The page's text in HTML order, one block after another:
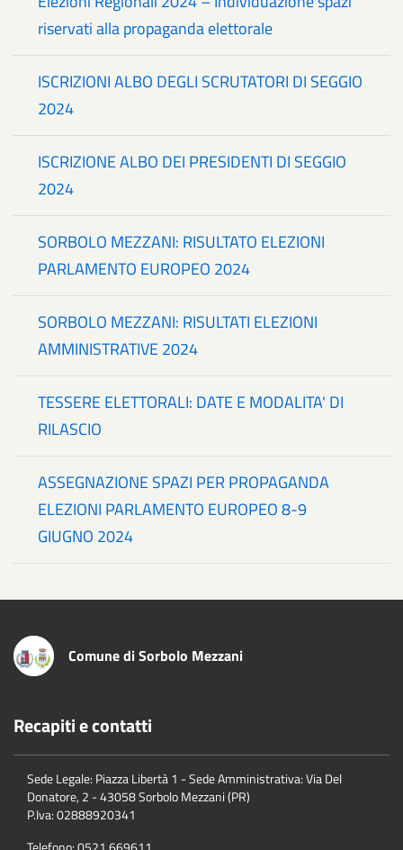
riservati alla propaganda elettorale
ISCRIZIONI ALBO DEGLI SCRUTATORI DI SEGGIO
2024
ISCRIZIONE ALBO DEI PRESIDENTI DI SEGGIO
2024
SORBOLO MEZZANI: RISULTATO ELEZIONI
PARLAMENTO EUROPEO 2024
SORBOLO MEZZANI: RISULTATI ELEZIONI
AMMINISTRATIVE 2024
TESSERE ELETTORALI: DATE E MODALITA' DI
RILASCIO
ASSEGNAZIONE SPAZI PER PROPAGANDA
ELEZIONI PARLAMENTO EUROPEO 8-9
GIUGNO 2024
Comune di Sorbolo Mezzani
Recapiti e contatti
Sede Legale: Piazza Libertà 1 - Sede Amministrativa: Via Del
Donatore, 2 - 43058 Sorbolo Mezzani (PR)
P.Iva:02888920341